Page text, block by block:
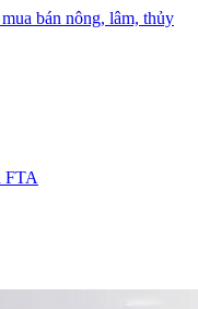
bán nông, lâm, thủy
FTA